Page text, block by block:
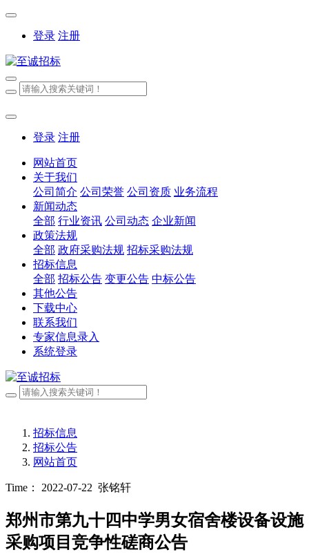
登录 注册
登录 注册
网站首页
关于我们
公司简介 公司荣誉 公司资质 业务流程
新闻动态
全部 行业资讯 公司动态 企业新闻
政策法规
全部 政府采购法规 招标采购法规
招标信息
全部 招标公告 变更公告 中标公告
其他公告
下载中心
联系我们
专家信息录入
系统登录
招标信息
招标公告
网站首页
Time： 2022-07-22 张铭轩
郑州市第九十四中学男女宿舍楼设备设施
采购项目竞争性磋商公告